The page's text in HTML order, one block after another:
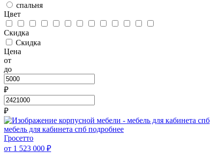
спальня
Цвет
Скидка
Скидка
Цена
от
до
₽
₽
мебель для кабинета спб подробнее
Гросетто
от 1 523 000 ₽